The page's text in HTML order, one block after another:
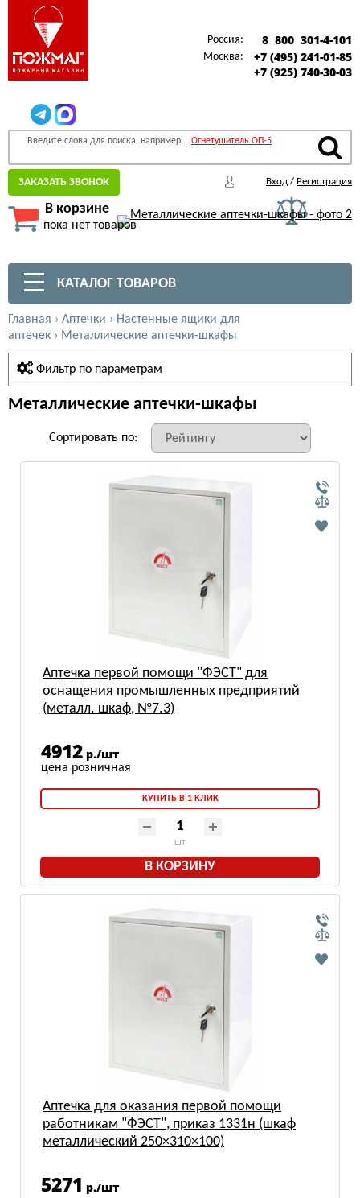
Россия: 8 800 301-4-101
Москва:
+7 (495) 241-01-85
+7 (925) 740-30-03
Введите слова для поиска, например: Огнетушитель ОП-5
ЗАКАЗАТЬ ЗВОНОК Вход / Регистрация
В корзине
пока нет товаров
КАТАЛОГ ТОВАРОВ
Главная › Аптечки › Настенные ящики для
аптечек › Металлические аптечки-шкафы
Фильтр по параметрам
Металлические аптечки-шкафы
Сортировать по:
Аптечка первой помощи "ФЭСТ" для
оснащения промышленных предприятий
(металл. шкаф, №7.3)
4912 р./шт
КУПИТЬ В 1 КЛИК
шт
В КОРЗИНУ
Аптечка для оказания первой помощи
работникам "ФЭСТ", приказ 1331н (шкаф
металлический 250×310×100)
5271 р./шт